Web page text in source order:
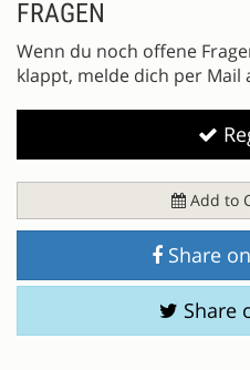
FRAGEN
Wenn du noch offene
klappt, melde dich per Mail
Add to
Share
Share